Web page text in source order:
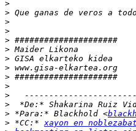
>
>
>
>
>
>
>
>
>
>
>
>
*De:* Shakarina Ruiz
> *Para:* Blackhold <
> *CC:* xayon en